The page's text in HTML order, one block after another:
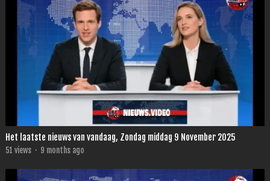
Het laatste nieuws van vandaag, Zondag middag 9 November 2025
51 views · 9 months ago